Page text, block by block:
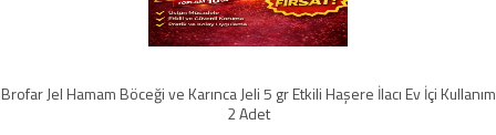
Brofar Jel Hamam Böceği ve Karınca Jeli 5 gr Etkili Haşere İlacı Ev İçi Kullanım
2 Adet